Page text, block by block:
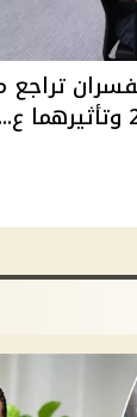
تراجع